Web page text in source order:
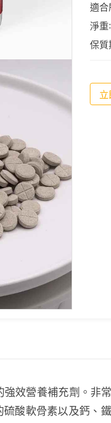
適合
淨
保質
效營養補充劑。非
酸軟骨素以及鈣、